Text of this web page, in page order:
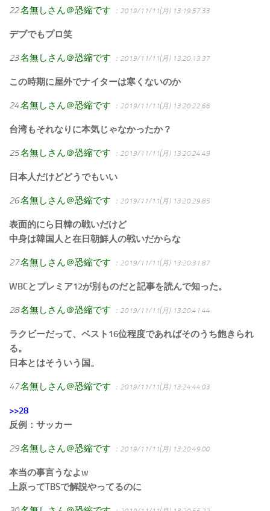
22名無しさん＠恐縮です ：2019/11/11(月) 13:19:57.33
デブでもプロ笑
23名無しさん＠恐縮です ：2019/11/11(月) 13:20:13.37
この時期に屋外でナイターは寒くないのか
24名無しさん＠恐縮です ：2019/11/11(月) 13:20:22.66
台湾もそれなりに本気じゃなかったか？
25名無しさん＠恐縮です ：2019/11/11(月) 13:20:24.49
日本人だけどどうでもいい
26名無しさん＠恐縮です ：2019/11/11(月) 13:20:29.85
表面的にら日韓の戦いだけど
中身は韓国人と在日朝鮮人の戦いだからな
27名無しさん＠恐縮です ：2019/11/11(月) 13:20:31.87
WBCとプレミア12が別ものだと記事を読んで知った。
28名無しさん＠恐縮です ：2019/11/11(月) 13:20:41.44
ラクビーだって、ベスト16位程度であればそのうち飽きられ
る。
日本とはそういう国。
47名無しさん＠恐縮です ：2019/11/11(月) 13:24:44.03
>>28
反例：サッカー
29名無しさん＠恐縮です ：2019/11/11(月) 13:20:49.00
本当の事言うなよw
上原ってTBSで解説やってるのに